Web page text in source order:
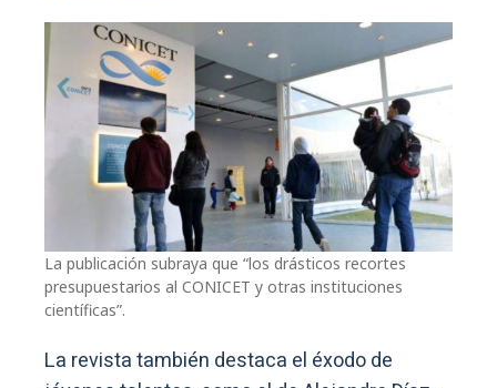
La publicación subraya que “los drásticos recortes
presupuestarios al CONICET y otras instituciones
científicas”.
La revista también destaca el éxodo de